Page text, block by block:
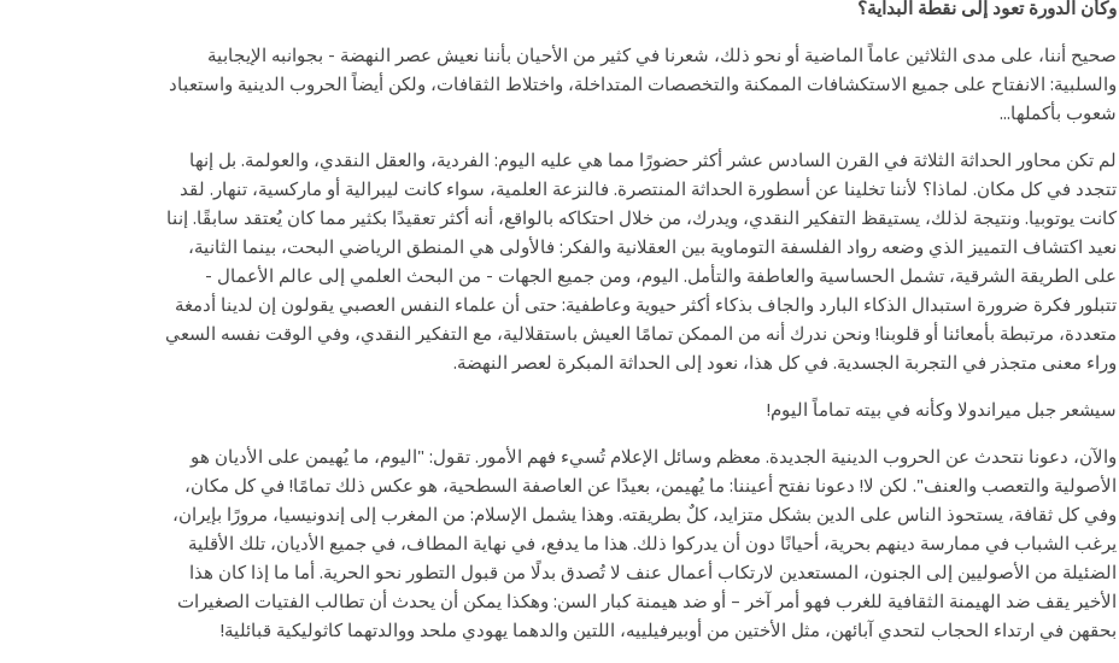
وكأن الدورة تعود إلى نقطة البداية؟
صحيح أننا، على مدى الثلاثين عاماً الماضية أو نحو ذلك، شعرنا في كثير من الأحيان بأننا نعيش عصر النهضة - بجوانبه الإيجابية
والسلبية: الانفتاح على جميع الاستكشافات الممكنة والتخصصات المتداخلة، واختلاط الثقافات، ولكن أيضاً الحروب الدينية واستعباد
شعوب بأكملها...
لم تكن محاور الحداثة الثلاثة في القرن السادس عشر أكثر حضورًا مما هي عليه اليوم: الفردية، والعقل النقدي، والعولمة. بل إنها
تتجدد في كل مكان. لماذا؟ لأننا تخلينا عن أسطورة الحداثة المنتصرة. فالنزعة العلمية، سواء كانت ليبرالية أو ماركسية، تنهار. لقد
كانت يوتوبيا. ونتيجة لذلك، يستيقظ التفكير النقدي، ويدرك، من خلال احتكاكه بالواقع، أنه أكثر تعقيدًا بكثير مما كان يُعتقد سابقًا. إننا
نعيد اكتشاف التمييز الذي وضعه رواد الفلسفة التوماوية بين العقلانية والفكر: فالأولى هي المنطق الرياضي البحت، بينما الثانية،
على الطريقة الشرقية، تشمل الحساسية والعاطفة والتأمل. اليوم، ومن جميع الجهات - من البحث العلمي إلى عالم الأعمال -
تتبلور فكرة ضرورة استبدال الذكاء البارد والجاف بذكاء أكثر حيوية وعاطفية: حتى أن علماء النفس العصبي يقولون إن لدينا أدمغة
متعددة، مرتبطة بأمعائنا أو قلوبنا! ونحن ندرك أنه من الممكن تمامًا العيش باستقلالية، مع التفكير النقدي، وفي الوقت نفسه السعي
وراء معنى متجذر في التجربة الجسدية. في كل هذا، نعود إلى الحداثة المبكرة لعصر النهضة.
سيشعر جبل ميراندولا وكأنه في بيته تماماً اليوم!
والآن، دعونا نتحدث عن الحروب الدينية الجديدة. معظم وسائل الإعلام تُسيء فهم الأمور. تقول: "اليوم، ما يُهيمن على الأديان هو
الأصولية والتعصب والعنف". لكن لا! دعونا نفتح أعيننا: ما يُهيمن، بعيدًا عن العاصفة السطحية، هو عكس ذلك تمامًا! في كل مكان،
وفي كل ثقافة، يستحوذ الناس على الدين بشكل متزايد، كلٌ بطريقته. وهذا يشمل الإسلام: من المغرب إلى إندونيسيا، مرورًا بإيران،
يرغب الشباب في ممارسة دينهم بحرية، أحيانًا دون أن يدركوا ذلك. هذا ما يدفع، في نهاية المطاف، في جميع الأديان، تلك الأقلية
الضئيلة من الأصوليين إلى الجنون، المستعدين لارتكاب أعمال عنف لا تُصدق بدلًا من قبول التطور نحو الحرية. أما ما إذا كان هذا
الأخير يقف ضد الهيمنة الثقافية للغرب فهو أمر آخر – أو ضد هيمنة كبار السن: وهكذا يمكن أن يحدث أن تطالب الفتيات الصغيرات
بحقهن في ارتداء الحجاب لتحدي آبائهن، مثل الأختين من أوبيرفيلييه، اللتين والدهما يهودي ملحد ووالدتهما كاثوليكية قبائلية!